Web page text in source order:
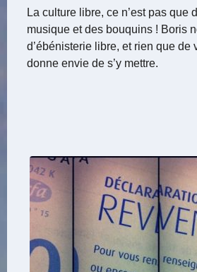
La culture libre, ce n’est pas que
musique et des bouquins ! Boris
d’ébénisterie libre, et rien que de
donne envie de s’y mettre.